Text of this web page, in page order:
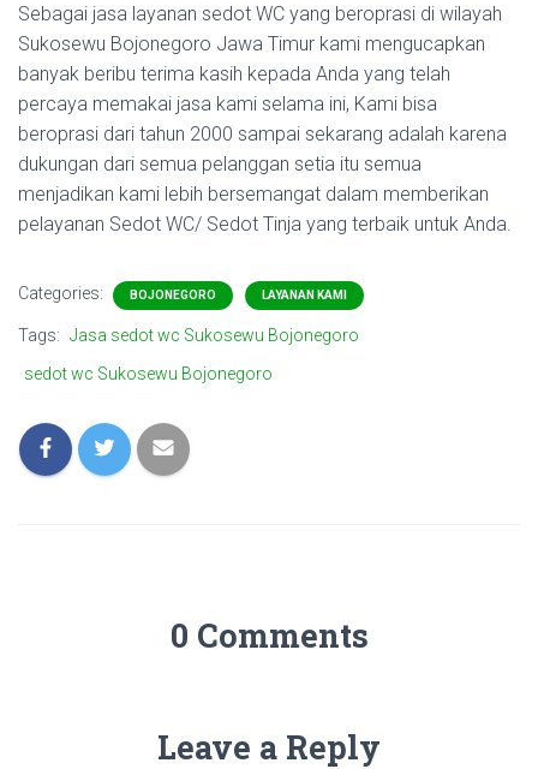
Sebagai jasa layanan sedot WC yang beroprasi di wilayah
Sukosewu Bojonegoro Jawa Timur kami mengucapkan
banyak beribu terima kasih kepada Anda yang telah
percaya memakai jasa kami selama ini, Kami bisa
beroprasi dari tahun 2000 sampai sekarang adalah karena
dukungan dari semua pelanggan setia itu semua
menjadikan kami lebih bersemangat dalam memberikan
pelayanan Sedot WC/ Sedot Tinja yang terbaik untuk Anda.
Categories: BOJONEGORO LAYANAN KAMI
Tags: Jasa sedot wc Sukosewu Bojonegoro
sedot wc Sukosewu Bojonegoro
0 Comments
Leave a Reply